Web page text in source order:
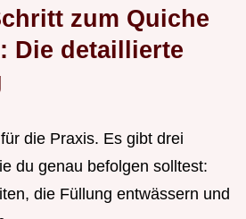
zum Quiche
Die detaillierte
die Praxis. Es gibt drei
du genau befolgen solltest:
die Füllung entwässern und